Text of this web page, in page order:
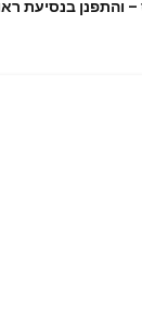
והתפנן בנסיעת